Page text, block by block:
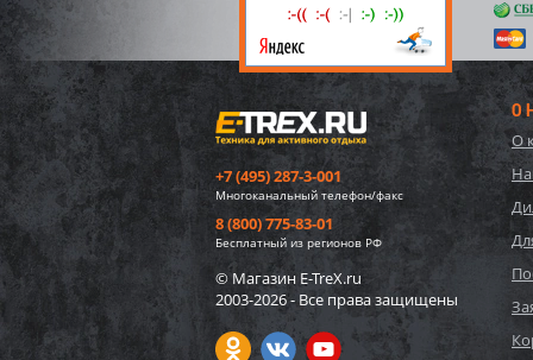
15/20
30
2
+7 (495) 287-3-001
Многоканальный телефон/факс
8 (800) 775-83-01
Бесплатный из регионов РФ
© Магазин E-TreX.ru
2003-2026 - Все права защищены
О
О